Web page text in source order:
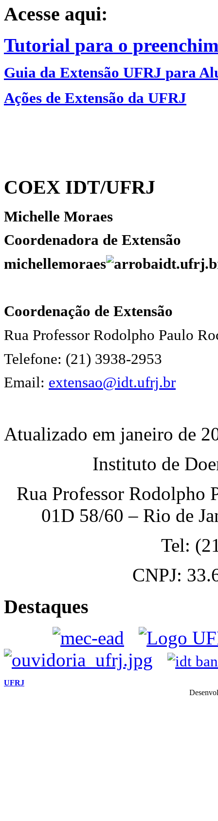
Acesse aqui:
Tutorial para o
Guia da Extensão UFRJ para
Ações de Extensão da UFRJ
COEX IDT/UFRJ
Michelle Moraes
Coordenadora de Extensão
michellemoraes
Coordenação de Extensão
Rua Professor Rodolpho Paulo
Telefone: (21) 3938-2953
Email: extensao@idt.ufrj.br
Atualizado em janeiro de
Instituto de
Rua Professor Rodolpho
01D 58/60 – Rio de
Tel:
CNPJ:
Destaques
UFRJ